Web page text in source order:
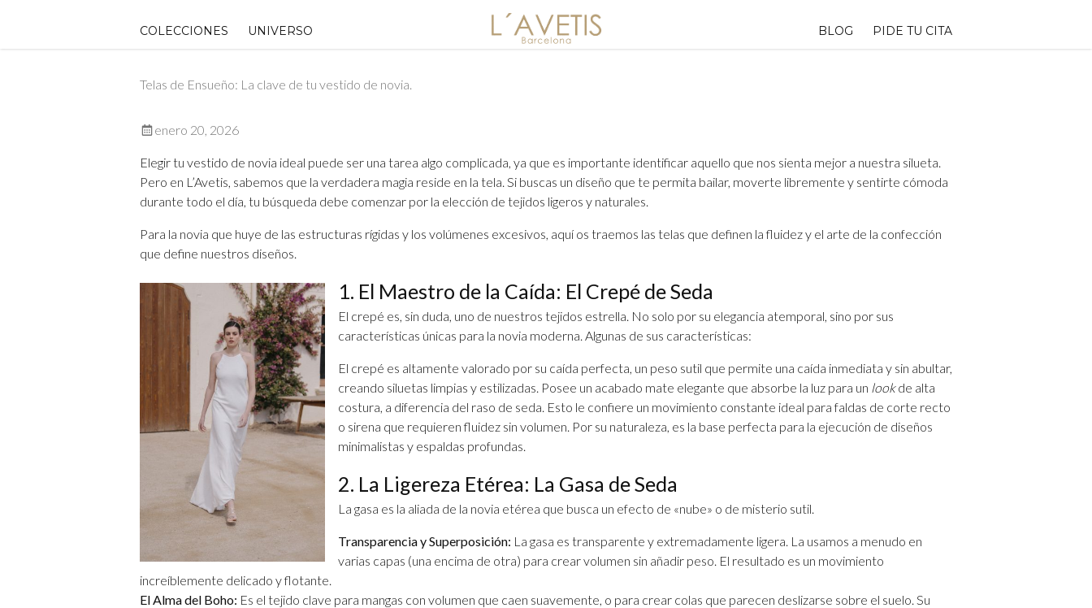
content
COLECCIONES UNIVERSO BLOG PIDE TU CITA
Telas de Ensueño: La clave de tu vestido de novia.
enero 20, 2026
Elegir tu vestido de novia ideal puede ser una tarea algo complicada, ya que es importante identificar aquello que nos sienta mejor a nuestra silueta.
Pero en L’Avetis, sabemos que la verdadera magia reside en la tela. Si buscas un diseño que te permita bailar, moverte libremente y sentirte cómoda
durante todo el día, tu búsqueda debe comenzar por la elección de tejidos ligeros y naturales.
Para la novia que huye de las estructuras rígidas y los volúmenes excesivos, aquí os traemos las telas que definen la fluidez y el arte de la confección
que define nuestros diseños.
1. El Maestro de la Caída: El Crepé de Seda
El crepé es, sin duda, uno de nuestros tejidos estrella. No solo por su elegancia atemporal, sino por sus
características únicas para la novia moderna. Algunas de sus características:
El crepé es altamente valorado por su caída perfecta, un peso sutil que permite una caída inmediata y sin abultar,
creando siluetas limpias y estilizadas. Posee un acabado mate elegante que absorbe la luz para un lookde alta
costura, a diferencia del raso de seda. Esto le confiere un movimiento constante ideal para faldas de corte recto
o sirena que requieren fluidez sin volumen. Por su naturaleza, es la base perfecta para la ejecución de diseños
minimalistas y espaldas profundas.
2. La Ligereza Etérea: La Gasa de Seda
La gasa es la aliada de la novia etérea que busca un efecto de «nube» o de misterio sutil.
Transparencia y Superposición: La gasa es transparente y extremadamente ligera. La usamos a menudo en
varias capas (una encima de otra) para crear volumen sin añadir peso. El resultado es un movimiento
increíblemente delicado y flotante.
El Alma del Boho: Es el tejido clave para mangas con volumen que caen suavemente, o para crear colas que parecen deslizarse sobre el suelo. Su